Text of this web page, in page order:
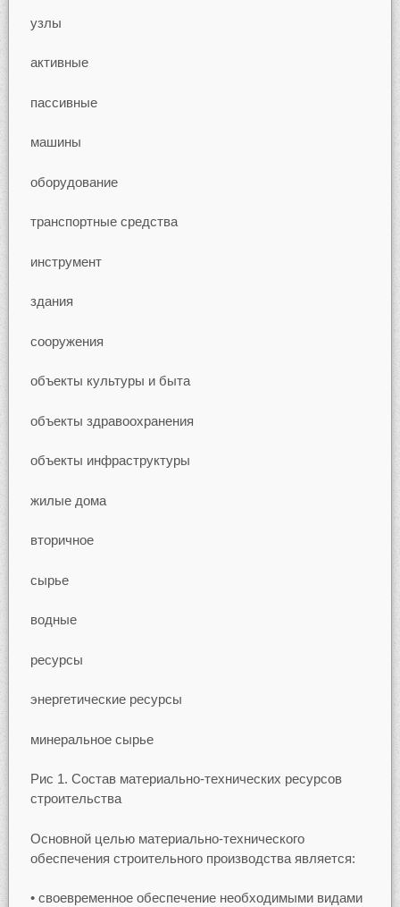
узлы
активные
пассивные
машины
оборудование
транспортные средства
инструмент
здания
сооружения
объекты культуры и быта
объекты здравоохранения
объекты инфраструктуры
жилые дома
вторичное
сырье
водные
ресурсы
энергетические ресурсы
минеральное сырье
Рис 1. Состав материально-технических ресурсов
строительства
Основной целью материально-технического
обеспечения строительного производства является:
• своевременное обеспечение необходимыми видами